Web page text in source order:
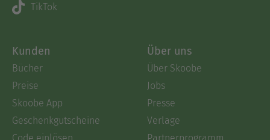
TikTok
Kunden
Bücher
Preise
Skoobe App
Geschenkgutscheine
Über uns
Über Skoobe
Jobs
Presse
Verlage